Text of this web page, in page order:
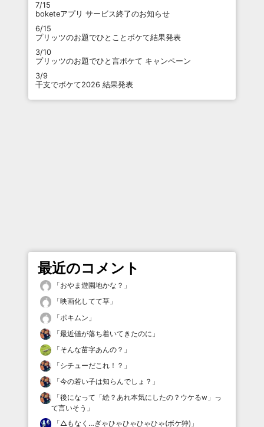
7/15
boketeアプリ サービス終了のお知らせ
6/15
プリッツのお題でひとことボケて結果発表
3/10
プリッツのお題でひと言ボケて キャンペーン
3/9
干支でボケて2026 結果発表
最近のコメント
「おやま遊園地かな？ 」
「映画化してて草 」
「ポキムン 」
「最近値が落ち着いてきたのに 」
「そんな苗字あんの？ 」
「シチューだこれ！？ 」
「今の若い子は知らんでしょ？ 」
「後になって「絵？あれ本気にしたの？ウケるw」っ
て言いそう 」
「△もなく…ぎゃひゃひゃひゃひゃ(ボケ狆) 」